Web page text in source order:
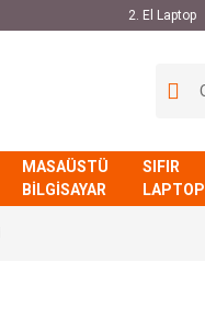
2. El Laptop
MASAÜSTÜ
BİLGİSAYAR
SIFIR
LAPTOP